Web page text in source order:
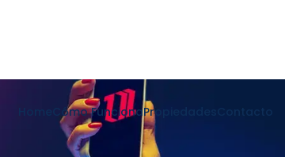
Cómo FuncionaPropiedades Contacto